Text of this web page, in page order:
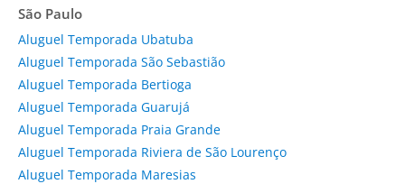
São Paulo
Aluguel Temporada Ubatuba
Aluguel Temporada São Sebastião
Aluguel Temporada Bertioga
Aluguel Temporada Guarujá
Aluguel Temporada Praia Grande
Aluguel Temporada Riviera de São Lourenço
Aluguel Temporada Maresias